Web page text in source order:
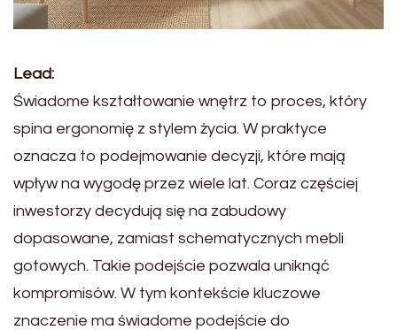
Lead:
Świadome kształtowanie wnętrz to proces, który
spina ergonomię z stylem życia. W praktyce
oznacza to podejmowanie decyzji, które mają
wpływ na wygodę przez wiele lat. Coraz częściej
inwestorzy decydują się na zabudowy
dopasowane, zamiast schematycznych mebli
gotowych. Takie podejście pozwala uniknąć
kompromisów. W tym kontekście kluczowe
znaczenie ma świadome podejście do